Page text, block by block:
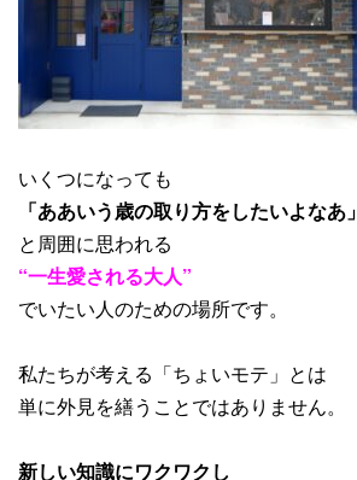
いくつになっても
「ああいう歳の取り方をしたいよなあ」
と周囲に思われる
“一生愛される大人”
でいたい人のための場所です。
私たちが考える「ちょいモテ」とは
単に外見を繕うことではありません。
新しい知識にワクワクし